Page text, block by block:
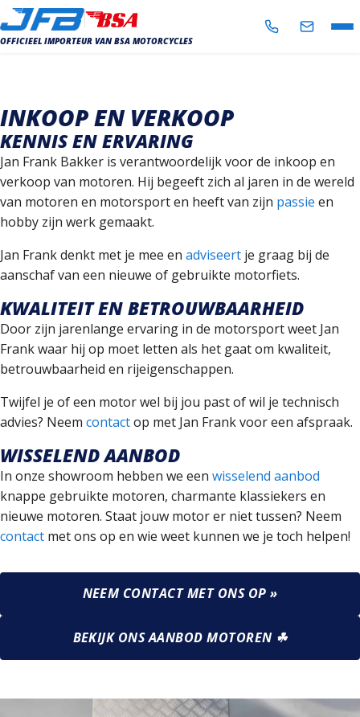
OFFICIEEL IMPORTEUR VAN BSA MOTORCYCLES
WERKPLAATS
NIEUWS
OVER ONS
INKOOP EN VERKOOP
KENNIS EN ERVARING
Jan Frank Bakker is verantwoordelijk voor de inkoop en
verkoop van motoren. Hij begeeft zich al jaren in de wereld
van motoren en motorsport en heeft van zijn passie en
hobby zijn werk gemaakt.
Jan Frank denkt met je mee en adviseert je graag bij de
aanschaf van een nieuwe of gebruikte motorfiets.
KWALITEIT EN BETROUWBAARHEID
Door zijn jarenlange ervaring in de motorsport weet Jan
Frank waar hij op moet letten als het gaat om kwaliteit,
betrouwbaarheid en rijeigenschappen.
Twijfel je of een motor wel bij jou past of wil je technisch
advies? Neem contactop met Jan Frank voor een afspraak.
WISSELEND AANBOD
In onze showroom hebben we een wisselend aanbod
knappe gebruikte motoren, charmante klassiekers en
nieuwe motoren. Staat jouw motor er niet tussen? Neem
contact met ons op en wie weet kunnen we je toch helpen!
NEEM CONTACT MET ONS OP »
BEKIJK ONS AANBOD MOTOREN ☘